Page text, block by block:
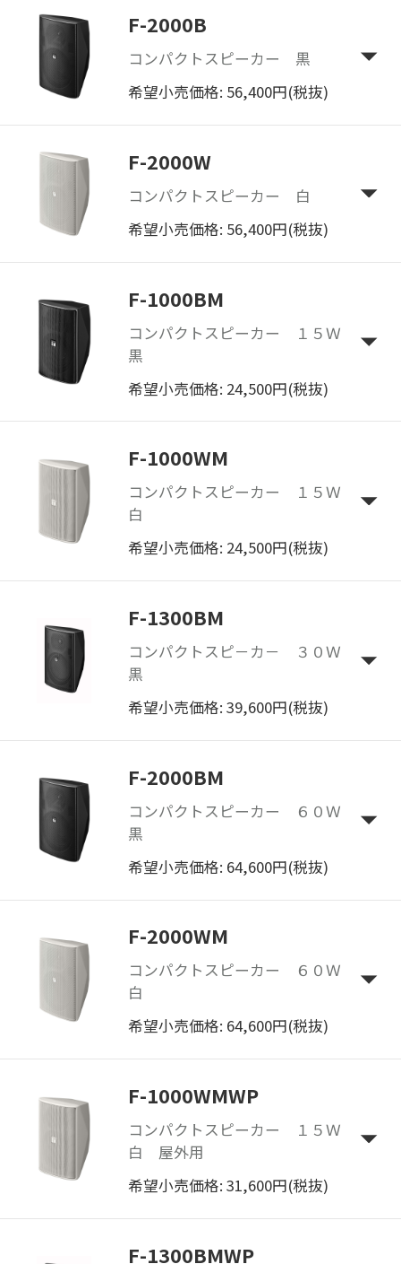
F-2000B
コンパクトスピーカー 黒
希望小売価格: 56,400円(税抜)
F-2000W
コンパクトスピーカー 白
希望小売価格: 56,400円(税抜)
F-1000BM
コンパクトスピーカー １５Ｗ
黒
希望小売価格: 24,500円(税抜)
F-1000WM
コンパクトスピーカー １５Ｗ
白
希望小売価格: 24,500円(税抜)
F-1300BM
コンパクトスピ－カ－ ３０Ｗ
黒
希望小売価格: 39,600円(税抜)
F-2000BM
コンパクトスピーカー ６０Ｗ
黒
希望小売価格: 64,600円(税抜)
F-2000WM
コンパクトスピーカー ６０Ｗ
白
希望小売価格: 64,600円(税抜)
F-1000WMWP
コンパクトスピーカー １５Ｗ
白 屋外用
希望小売価格: 31,600円(税抜)
F-1300BMWP